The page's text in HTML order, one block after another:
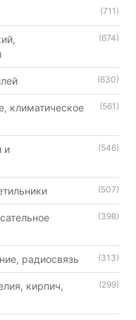
(711)
(674)
(630)
климатическое
(561)
и
(546)
(507)
(398)
радиосвязь (313)
кирпич,
(299)